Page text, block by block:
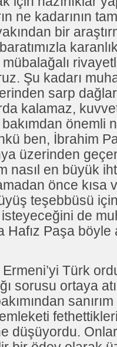
ne kadarının
bir
Şu kadarı
sarp
kalamaz,
önemli
ben, İbrahim
üzerinden
nasıl en büyük
önce kısa
teşebbüsü
de
Paşa böyle
Türk
sorusu ortaya
düşüyordu.